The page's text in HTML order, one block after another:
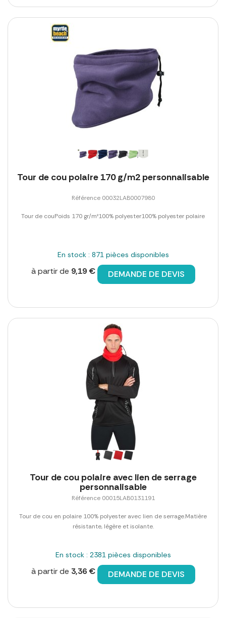
Tour de cou polaire 170 g/m2 personnalisable
Référence 00032LAB0007980
Tour de couPoids 170 gr/m²100% polyester100% polyester polaire
En stock : 871 pièces disponibles
à partir de 9,19 € DEMANDE DE DEVIS
Tour de cou polaire avec lien de serrage
personnalisable
Référence 00015LAB0131191
Tour de cou en polaire 100% polyester avec lien de serrage.Matière
résistante, légère et isolante.
En stock : 2381 pièces disponibles
à partir de 3,36 € DEMANDE DE DEVIS